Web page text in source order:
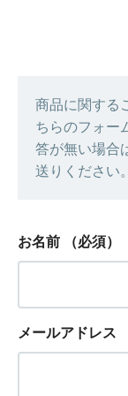
商品に関する
ちらのフォー
答が無い場合
送りください。
お名前 （必須）
メールアドレス